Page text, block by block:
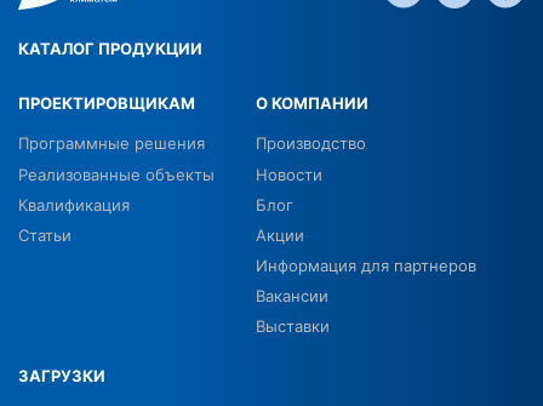
КАТАЛОГ ПРОДУКЦИИ
ПРОЕКТИРОВЩИКАМ
Программные решения
Реализованные объекты
Квалификация
Статьи
О КОМПАНИИ
Производство
Новости
Блог
Акции
Информация для партнеров
Вакансии
Выставки
ЗАГРУЗКИ